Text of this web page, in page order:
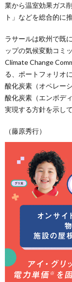
業から温室効果ガス
ト」などを総合的に
ラサールは欧州で既
ップの気候変動コミ
Climate Change
る、ポートフォリオ
酸化炭素（オペレー
酸化炭素（エンボデ
実現する方針を示し
（藤原秀行）